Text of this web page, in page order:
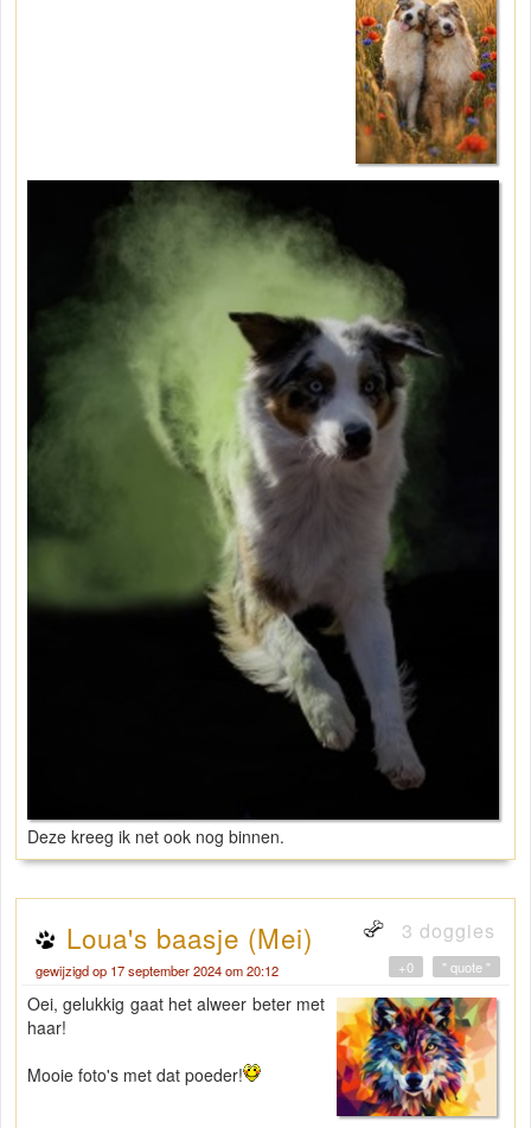
Deze kreeg ik net ook nog binnen.
Loua's baasje (Mei) 3 doggies
gewijzigd op 17 september 2024 om 20:12 " quote "
+0
Oei, gelukkig gaat het alweer beter met
haar!
Mooie foto's met dat poeder!